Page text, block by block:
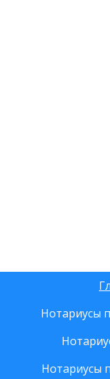
Нотариусы
Нотариусы